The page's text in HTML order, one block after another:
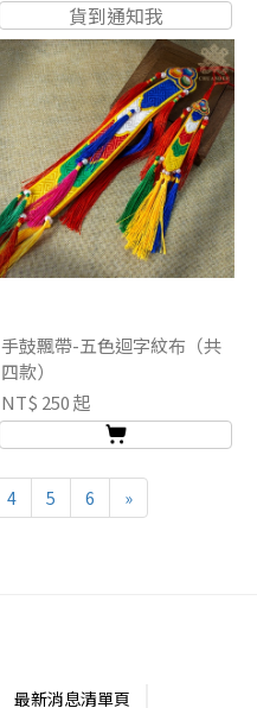
貨到通知我
手鼓飄帶-五色迴字紋布（共
四款）
NT$ 250 起
4 5 6 »
最新消息清單頁